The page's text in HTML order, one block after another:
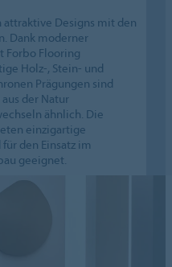
attraktive Designs mit den
Dank moderner
Forbo Flooring
Holz-, Stein- und
Prägungen sind
der Natur
ähnlich. Die
einzigartige
den Einsatz im
geeignet.